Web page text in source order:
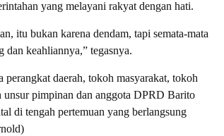
yang melayani rakyat dengan hati.
itu bukan karena dendam, tapi semata-mata
dan keahliannya,” tegasnya.
daerah, tokoh masyarakat, tokoh
unsur pimpinan dan anggota DPRD Barito
di tengah pertemuan yang berlangsung